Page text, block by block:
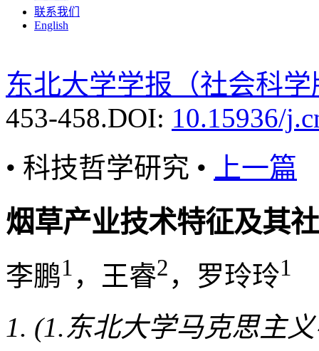
联系我们
English
东北大学学报（社会科学
453-458.DOI: 10.15936/
• 科技哲学研究 •
上一篇
烟草产业技术特征及其
李鹏1 ，王睿2 ，罗玲玲1
(1.东北大学马克思主